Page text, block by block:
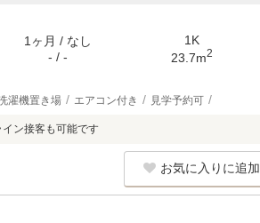
1ヶ月 / なし
- / -
1K
23.7m2
濯機置き場 エアコン付き 見学予約可
ン接客も可能です
お気に入りに追加